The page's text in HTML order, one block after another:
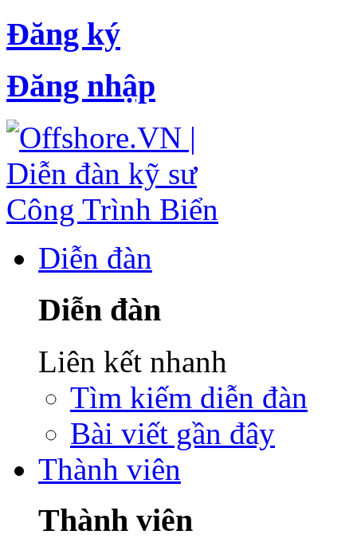
Đăng ký
Đăng nhập
Diễn đàn
Diễn đàn
Liên kết nhanh
Tìm kiếm diễn đàn
Bài viết gần đây
Thành viên
Thành viên